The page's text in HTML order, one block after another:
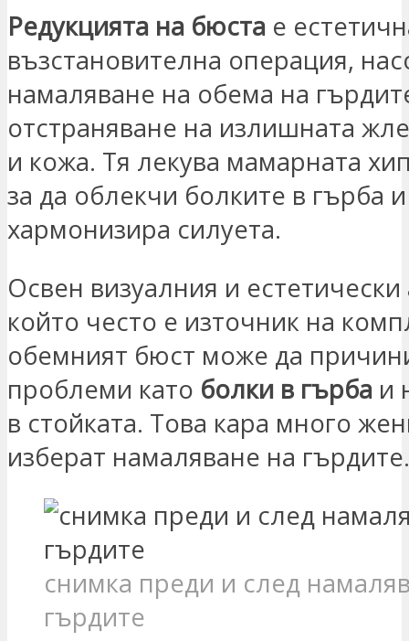
Редукцията на бюста е
възстановителна операция,
намаляване на обема на
отстраняване на излишната
и кожа. Тя лекува мамарната
за да облекчи болките в гърба
хармонизира силуета.
Освен визуалния и естетически
който често е източник на
обемният бюст може да
проблеми като болки в гърба и
в стойката. Това кара много
изберат намаляване на гърдите.
снимка преди и след
гърдите